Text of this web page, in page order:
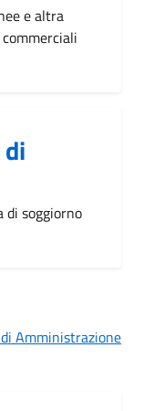
e altra
di soggiorno
Amministrazione